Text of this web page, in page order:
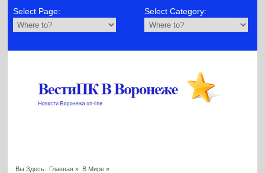
Select Page: Select Category:
Вы Здесь: Главная » В Мире»